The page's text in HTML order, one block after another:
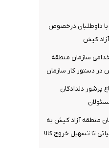
داوطلبان درخصوص
کیش
سازمان منطقه
دستور کار سازمان
پرشور دلدادگان
منطقه آزاد کیش به
تا تسهیل خروج کالا